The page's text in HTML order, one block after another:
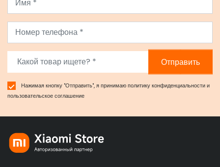
Отправить
Нажимая кнопку "Отправить", я принимаюполитику конфиденциальностии
пользовательское соглашение